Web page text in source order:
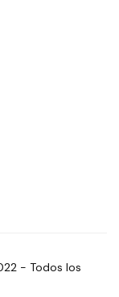
- Todos los